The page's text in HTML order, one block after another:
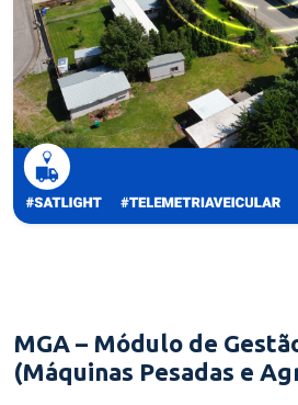
MGA – Módulo de
(Máquinas Pesadas e